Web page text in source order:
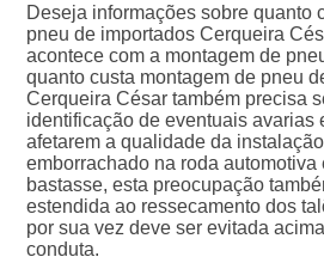
Deseja informações sobre quanto
pneu de importados Cerqueira
acontece com a montagem de
quanto custa montagem de pneu
Cerqueira César também precisa
identificação de eventuais avarias
afetarem a qualidade da
emborrachado na roda automotiva
bastasse, esta preocupação
estendida ao ressecamento dos
por sua vez deve ser evitada
conduta.